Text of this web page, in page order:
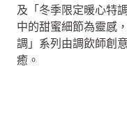
及「冬季限定暖心特
中的甜蜜細節為靈感
調」系列由調飲師創
癒。